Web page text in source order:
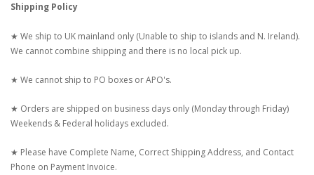
Shipping Policy
★ We ship to UK mainland only (Unable to ship to islands and N. Ireland).
We cannot combine shipping and there is no local pick up.
★ We cannot ship to PO boxes or APO's.
★ Orders are shipped on business days only (Monday through Friday)
Weekends & Federal holidays excluded.
★ Please have Complete Name, Correct Shipping Address, and Contact
Phone on Payment Invoice.